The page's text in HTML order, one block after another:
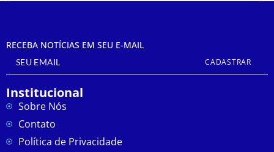
RECEBA NOTÍCIAS EM SEU E-MAIL
CADASTRAR
Institucional
Sobre Nós
Contato
Política de Privacidade